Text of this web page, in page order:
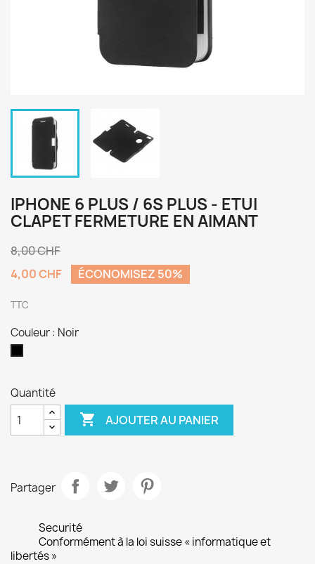
IPHONE 6 PLUS / 6S PLUS - ETUI
CLAPET FERMETURE EN AIMANT
8,00 CHF
4,00 CHF
ÉCONOMISEZ 50%
TTC
Couleur : Noir
Quantité
 AJOUTER AU PANIER
Partager
Securité
Conformément à la loi suisse « informatique et
libertés »